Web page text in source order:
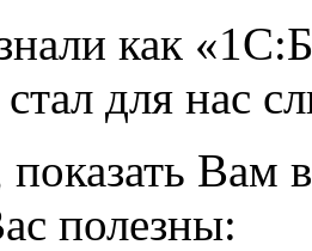
как
для нас
Вам
полезны: